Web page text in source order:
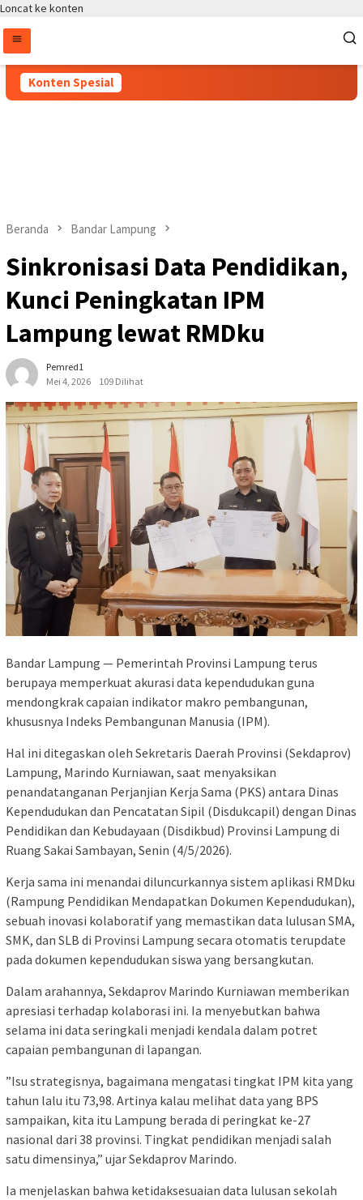
Loncat ke konten
Konten Spesial
Beranda Bandar Lampung
Sinkronisasi Data Pendidikan,
Kunci Peningkatan IPM
Lampung lewat RMDku
Pemred1
Mei 4, 2026
109 Dilihat
Bandar Lampung — Pemerintah Provinsi Lampung terus
berupaya memperkuat akurasi data kependudukan guna
mendongkrak capaian indikator makro pembangunan,
khususnya Indeks Pembangunan Manusia (IPM).
Hal ini ditegaskan oleh Sekretaris Daerah Provinsi (Sekdaprov)
Lampung, Marindo Kurniawan, saat menyaksikan
penandatanganan Perjanjian Kerja Sama (PKS) antara Dinas
Kependudukan dan Pencatatan Sipil (Disdukcapil) dengan Dinas
Pendidikan dan Kebudayaan (Disdikbud) Provinsi Lampung di
Ruang Sakai Sambayan, Senin (4/5/2026).
​Kerja sama ini menandai diluncurkannya sistem aplikasi RMDku
(Rampung Pendidikan Mendapatkan Dokumen Kependudukan),
sebuah inovasi kolaboratif yang memastikan data lulusan SMA,
SMK, dan SLB di Provinsi Lampung secara otomatis terupdate
pada dokumen kependudukan siswa yang bersangkutan.
​Dalam arahannya, Sekdaprov Marindo Kurniawan memberikan
apresiasi terhadap kolaborasi ini. Ia menyebutkan bahwa
selama ini data seringkali menjadi kendala dalam potret
capaian pembangunan di lapangan.
​”Isu strategisnya, bagaimana mengatasi tingkat IPM kita yang
tahun lalu itu 73,98. Artinya kalau melihat data yang BPS
sampaikan, kita itu Lampung berada di peringkat ke-27
nasional dari 38 provinsi. Tingkat pendidikan menjadi salah
satu dimensinya,” ujar Sekdaprov Marindo.
​Ia menjelaskan bahwa ketidaksesuaian data lulusan sekolah